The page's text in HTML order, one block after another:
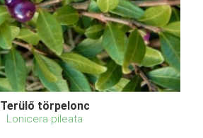
Terülő törpelonc
Lonicera pileata